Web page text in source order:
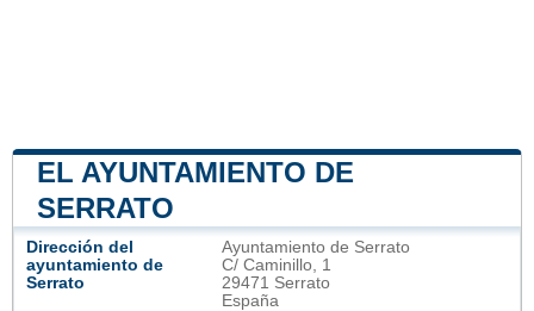
EL AYUNTAMIENTO DE
SERRATO
Dirección del
ayuntamiento de
Serrato
Ayuntamiento de Serrato
C/ Caminillo, 1
29471 Serrato
España